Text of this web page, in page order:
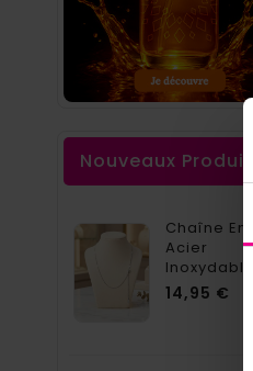
Nouveaux Produits
Chaîne En
Acier
Inoxydable
Acier -...
14,95 €